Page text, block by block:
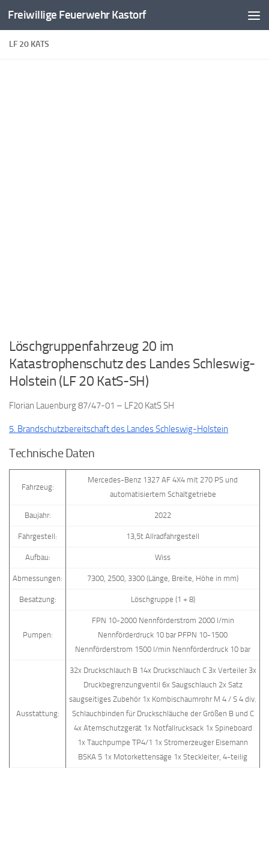
Zum Inhalt springen
Freiwillige Feuerwehr Kastorf
LF 20 KATS
Löschgruppenfahrzeug 20 im
Katastrophenschutz des Landes Schleswig-
Holstein (LF 20 KatS-SH)
Florian Lauenburg 87/47-01 – LF20 KatS SH
5. Brandschutzbereitschaft des Landes Schleswig-Holstein
Technische Daten
Fahrzeug:
Mercedes-Benz 1327 AF 4X4 mit 270 PS und
automatisiertem Schaltgetriebe
Baujahr: 2022
Fahrgestell: 13,5t Allradfahrgestell
Aufbau: Wiss
Abmessungen: 7300, 2500, 3300 (Länge, Breite, Höhe in mm)
Besatzung: Löschgruppe (1 + 8)
Pumpen:
FPN 10-2000 Nennförderstrom 2000 l/min
Nennförderdruck 10 bar PFPN 10-1500
Nennförderstrom 1500 l/min Nennförderdruck 10 bar
Ausstattung:
32x Druckschlauch B 14x Druckschlauch C 3x Verteiler 3x
Druckbegrenzungventil 6x Saugschlauch 2x Satz
saugseitiges Zubehör 1x Kombischaumrohr M 4 / S 4 div.
Schlauchbinden für Druckschläuche der Größen B und C
4x Atemschutzgerät 1x Notfallrucksack 1x Spineboard
1x Tauchpumpe TP4/1 1x Stromerzeuger Eisemann
BSKA 5 1x Motorkettensäge 1x Steckleiter, 4-teilig